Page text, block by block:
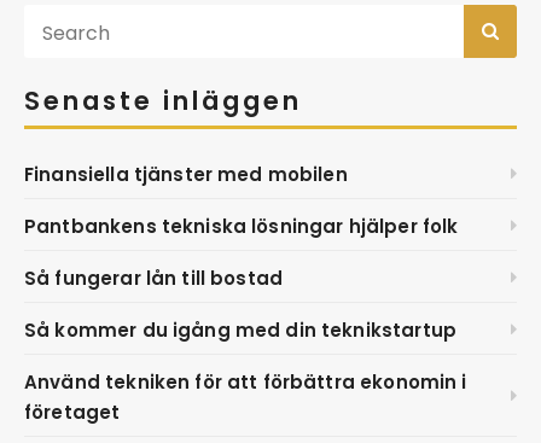
Senaste inläggen
Finansiella tjänster med mobilen
Pantbankens tekniska lösningar hjälper folk
Så fungerar lån till bostad
Så kommer du igång med din teknikstartup
Använd tekniken för att förbättra ekonomin i
företaget